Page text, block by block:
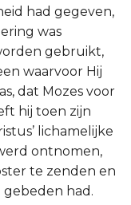
had gegeven,
was
gebruikt,
waarvoor Hij
dat Mozes voor
hij toen zijn
lichamelijke
ontnomen,
te zenden en
had.